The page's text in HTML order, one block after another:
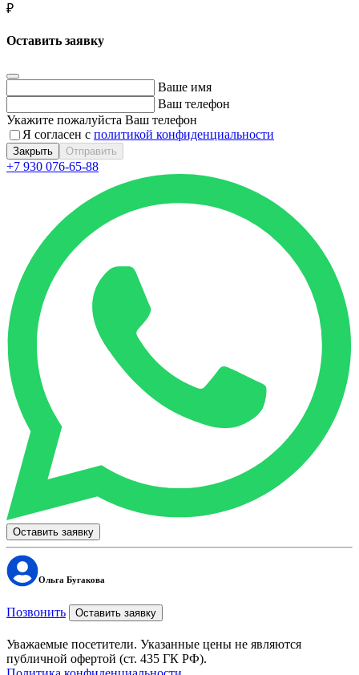
₽
Оставить заявку
Ваше имя
Ваш телефон
Укажите пожалуйста Ваш телефон
Я согласен с политикой конфиденциальности
Закрыть Отправить
+7 930 076-65-88
Оставить заявку
Ольга Бугакова
Позвонить Оставить заявку
Уважаемые посетители. Указанные цены не являются
публичной офертой (ст. 435 ГК РФ).